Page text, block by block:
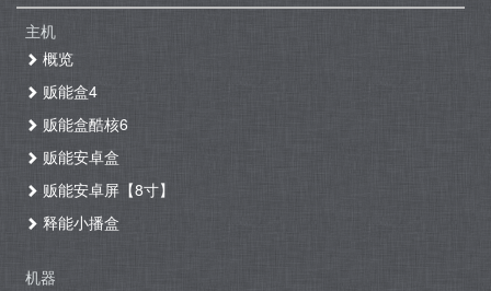
主机
概览
贩能盒4
贩能盒酷核6
贩能安卓盒
贩能安卓屏【8寸】
释能小播盒
机器